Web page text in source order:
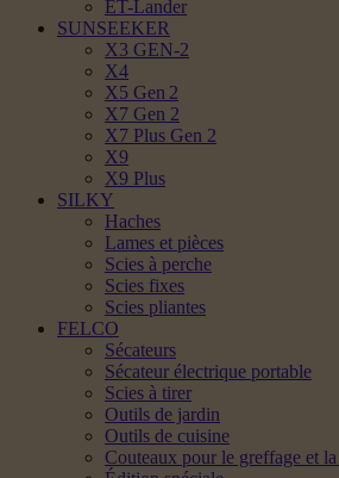
ET-Lander
SUNSEEKER
X3 GEN-2
X4
X5 Gen 2
X7 Gen 2
X7 Plus Gen 2
X9
X9 Plus
SILKY
Haches
Lames et pièces
Scies à perche
Scies fixes
Scies pliantes
FELCO
Sécateurs
Sécateur électrique portable
Scies à tirer
Outils de jardin
Outils de cuisine
Couteaux pour le greffage et